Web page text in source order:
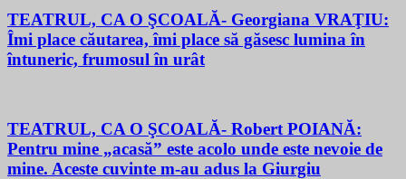
TEATRUL, CA O ŞCOALĂ- Georgiana VRAŢIU:
Îmi place căutarea, îmi place să găsesc lumina în
întuneric, frumosul în urât
TEATRUL, CA O ŞCOALĂ- Robert POIANĂ:
Pentru mine „acasă” este acolo unde este nevoie de
mine. Aceste cuvinte m-au adus la Giurgiu